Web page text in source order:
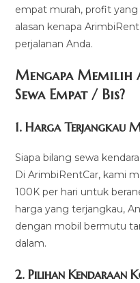
empat murah, profit
alasan kenapa
perjalanan Anda.
Mengapa Memilih
Sewa Empat / Bis?
1.Harga Terjangkau
Siapa bilang sewa
Di ArimbiRentCar, kami
100K per hari untuk
harga yang terjangkau,
dengan mobil bermutu
dalam.
2. Pilihan Kendaraan